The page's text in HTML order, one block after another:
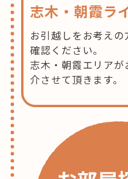
志木・朝霞ラ
お引越しをお考え
確認ください。
志木・朝霞エリア
介させて頂きます。